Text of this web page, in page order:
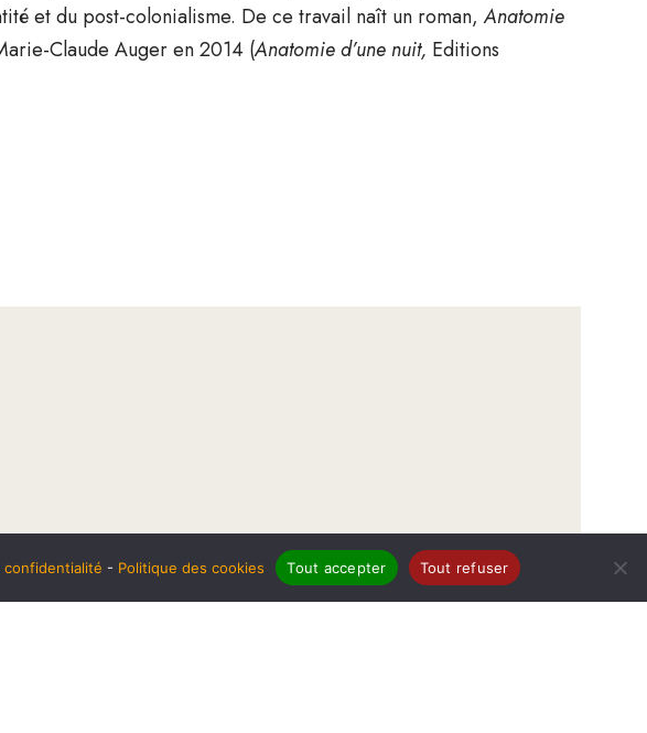
et du post-colonialisme. De ce travail naît un roman,Anatomie
Claude Auger en 2014 (Anatomie d’une nuit, Editions
confidentialité - Politique des cookies Tout accepter Tout refuser